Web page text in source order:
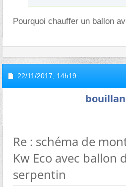
Pourquoi chauffer un ballon
22/11/2017, 14h19
Re : schéma de
Kw Eco avec ballon
serpentin